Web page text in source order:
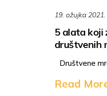
19. ožujka 2021.
5 alata koji
društvenih
Društvene
Read